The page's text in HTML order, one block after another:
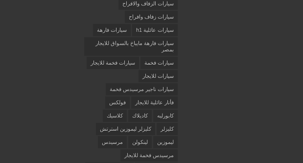
سيارات الزفاف والافراح
سيارات زفاف وافراح
سيارات عائلية h1 سيارات فارهة
سيارات فارهة مايباخ بالسواق للايجار
بمصر
سيارات فخمة سيارات فخمة للايجار
سيارات للايجار
سيارات ناجير مرسيدس فخمة
فأنار عائلية للايجار فولكس
كابورليه كاديلاك كلاسيك
كليزلر كليزلر ليموزين استرتش
ليموزين لينكولن مرسيدس
مرسيدس فخمة للايجار